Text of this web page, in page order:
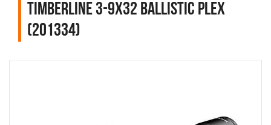
Timberline 3-9x32 Ballistic Plex
(201334)